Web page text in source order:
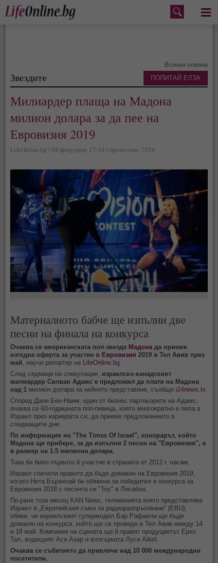
Меню
Всички новини
Звездите
Милиардер плаща на Мадона
милион долара за да пее на
Евровизия 2019
LifeOnline.bg | 04 февруари, 17:34 | прочетена: 7554
Материалното бабче ще изпълни две
песни на финала на конкурса
Очаква се американската поп-звезда Мадонада приеме
изгодна оферта за участие в Евровизия 2019 в Тел Авив през
май, научи репортер на LifeOnline.bg.
След седмици на спекулации, израелско-канадският
милиардер Силван Адамс е предложил да плати на Мадона
над 1 милион долара за нейното представяне, съобщи i24news.tv.
Според Дани Бен-Наим, един от бизнес партньорите на Адамс,
очаква се 60-годишната поп-певица, която многократно е пяла в
Израел през кариерата си, да приеме предложението в
следващите дни.
По информация на "The Times Of Israel", хонорарът, който
Мадона ще прибере, за да изпълни 2 песни на "Евровизия", е
в размер на 1.5 милиона долара.
Това би било първото й участие в страната от 2012 г. насам.
Израел спечели правото да бъде домакин на Евровизия 2019,
когато Нета Бързилай бе обявена за победител в конкурса за
Евровизия 2018 с песента си "Toy" в Лисабон.
По-рано този месец KAN News, телевизията която представлява
Израел в „Европейския съюз за радиоразпръскване“ (EBU),
обяви, че израелският супермодел Бар Рафаели ще бъде
домакин на конкурса, който ще се проведе в Тел Авив между 14
и 18 май. Компания на сцената ще й правят продуцентът Ерез
Тал, водещият Аси Азар и влогърката Луси Айоб.
Очаква се събитието да привлече над 10 000 международни
посетители.
ПОПИТАЙ ЕЛЗА